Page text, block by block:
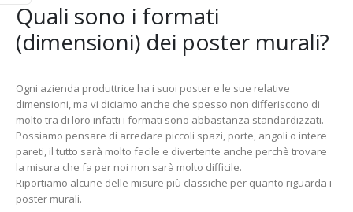
Quali sono i formati
(dimensioni) dei poster murali?
Ogni azienda produttrice ha i suoi poster e le sue relative
dimensioni, ma vi diciamo anche che spesso non differiscono di
molto tra di loro infatti i formati sono abbastanza standardizzati.
Possiamo pensare di arredare piccoli spazi, porte, angoli o intere
pareti, il tutto sarà molto facile e divertente anche perchè trovare
la misura che fa per noi non sarà molto difficile.
Riportiamo alcune delle misure più classiche per quanto riguarda i
poster murali.